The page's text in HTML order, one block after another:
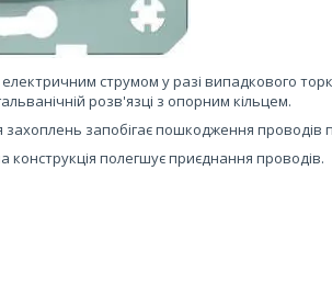
струмом у разі випадкового
розв'язці з опорним кільцем.
захоплень запобігає пошкодження проводів
конструкція полегшує приєднання проводів.